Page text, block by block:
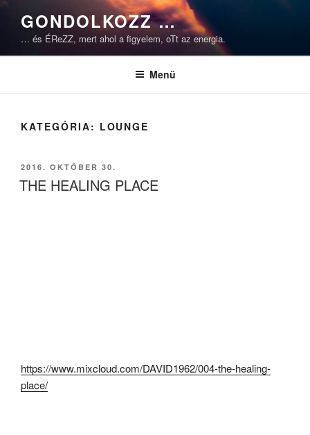
Tartalomhoz
GONDOLKOZZ …
… és ÉReZZ, mert ahol a figyelem, oTt az energia.
Menü
KATEGÓRIA: LOUNGE
BEKÜLDVE:
2016. OKTÓBER 30.
THE HEALING PLACE
https://www.mixcloud.com/DAVID1962/004-the-healing-
place/